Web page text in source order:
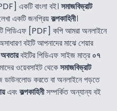
একটি বাংলা বই। সমাজবিভ্রাট
একটি জনপ্রিয়কল্পকাহিনী।
পিডিএফ [PDF] কপি আমরা অনলাইনে
বইটি আপনাদের মাঝে শেয়ার
বইটির পিডিএফ সাইজ মাত্র০৭
ওয়েবসাইট থেকেসমাজবিভ্রাট
ডাউনলোড করতে বা অনলাইনে পড়তে
এবংকল্পকাহিনীসম্পর্কিত অন্যান্য বই